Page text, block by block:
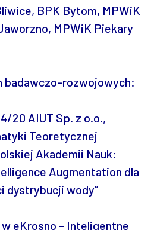
BPK Bytom, MPWiK
MPWiK Piekary
badawczo-rozwojowych:
20 AIUT Sp. z o.o.,
Teoretycznej
Akademii Nauk:
Augmentation dla
dystrybucji wody”
w eKrosno - Inteligentne